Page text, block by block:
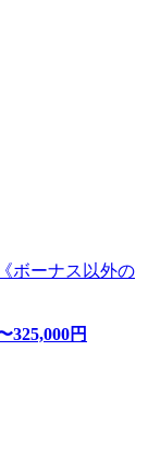
ボーナス以外の
325,000円